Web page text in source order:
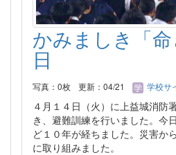
かみましき「
日
写真：0枚 更新：04/21 学校サ
４月１４日（火）に上益城消防
き、避難訓練を行いました。今
ど１０年が経ちました。災害か
に取り組みました。